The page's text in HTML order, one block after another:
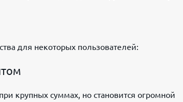
для некоторых пользователей:
крупных суммах, но становится огромной